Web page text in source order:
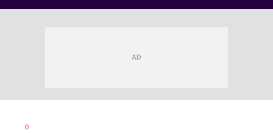
AUTOR
0